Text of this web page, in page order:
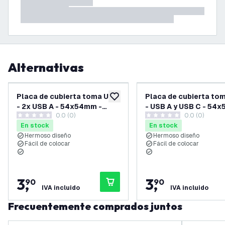
Alternativas
añadir a lista de deseos
Placa de cubierta toma USB
- 2x USB A - 54x54mm -
Blanco
0 estrellas de puntuación
0.0 (0)
En stock
Hermoso diseño
Fácil de colocar
3,
90
IVA incluido
Placa de cubierta
- USB A y USB C -
- Blanco
0 estrellas de puntuación
0.0 (0)
En stock
Hermoso diseño
Fácil de colocar
3,
90
IVA incluido
Frecuentemente comprados juntos